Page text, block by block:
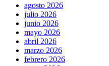
agosto 2026
julio 2026
junio 2026
mayo 2026
abril 2026
marzo 2026
febrero 2026